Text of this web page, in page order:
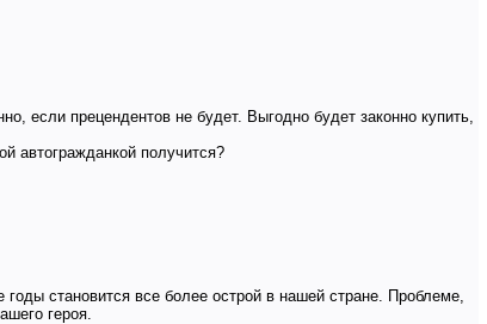
если прецендентов не будет. Выгодно будет законно купить,
автогражданкой получится?
становится все более острой в нашей стране. Проблеме,
героя.